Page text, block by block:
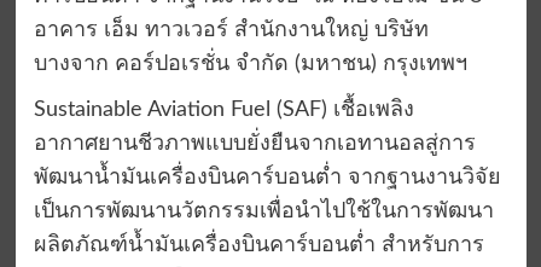
อาคาร เอ็ม ทาวเวอร์ สำนักงานใหญ่ บริษัท
บางจาก คอร์ปอเรชั่น จำกัด (มหาชน) กรุงเทพฯ
Sustainable Aviation Fuel (SAF) เชื้อเพลิง
อากาศยานชีวภาพแบบยั่งยืนจากเอทานอลสู่การ
พัฒนาน้ำมันเครื่องบินคาร์บอนต่ำ จากฐานงานวิจัย
เป็นการพัฒนานวัตกรรมเพื่อนำไปใช้ในการพัฒนา
ผลิตภัณฑ์น้ำมันเครื่องบินคาร์บอนต่ำ สำหรับการ